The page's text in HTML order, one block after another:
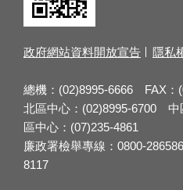
政府網站資料開放宣告 隱私
總機：(02)8995-6666 FAX：
北區中心：(02)8995-6700
區中心：(07)235-4861
廉政署檢舉專線：0800-
8117